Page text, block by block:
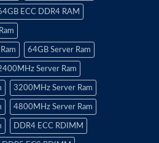
ECC DDR4 RAM
64GB Server Ram
Server Ram
3200MHz Server Ram
4800MHz Server Ram
DDR4 ECC RDIMM